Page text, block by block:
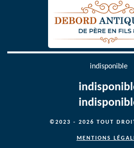
indisponible
©2023 - 2026 TOUT
MENTIONS